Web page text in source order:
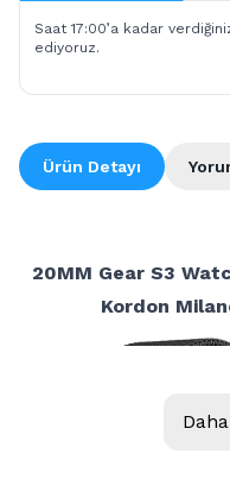
Saat 17:00’a kadar
ediyoruz.
Ürün Detayı
20MM Gear S3
Kordon